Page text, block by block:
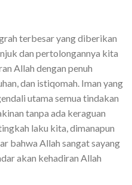
terbesar yang diberikan
dan pertolongannya kita
Allah dengan penuh
dan istiqomah. Iman yang
utama semua tindakan
tanpa ada keraguan
laku kita, dimanapun
bahwa Allah sangat sayang
akan kehadiran Allah